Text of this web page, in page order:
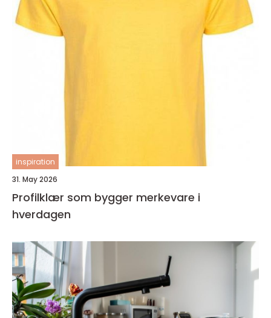
inspiration
31. May 2026
Profilklær som bygger merkevare i
hverdagen